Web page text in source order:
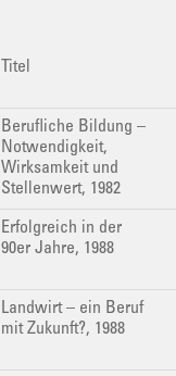
Titel
Berufliche Bildung –
Notwendigkeit,
Wirksamkeit und
Stellenwert, 1982
Erfolgreich in der
90er Jahre, 1988
Landwirt – ein Beruf
mit Zukunft?, 1988